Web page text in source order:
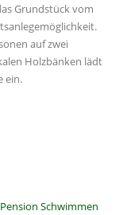
Grundstück vom
auf zwei
Holzbänken lädt
ein.
Pension Schwimmen